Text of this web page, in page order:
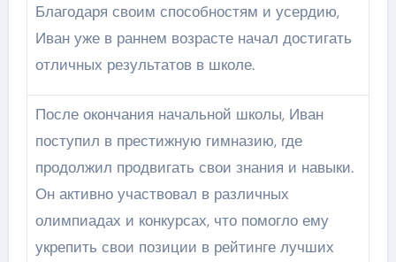
Благодаря своим способностям и усердию,
Иван уже в раннем возрасте начал достигать
отличных результатов в школе.
После окончания начальной школы, Иван
поступил в престижную гимназию, где
продолжил продвигать свои знания и навыки.
Он активно участвовал в различных
олимпиадах и конкурсах, что помогло ему
укрепить свои позиции в рейтинге лучших